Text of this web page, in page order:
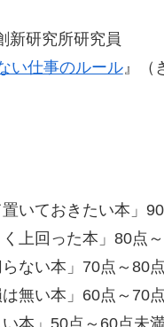
新研究所研究員
い仕事のルール』（
ておきたい本」90
回った本」80点～
い本」70点～80
い本」60点～70点
」50点～60点未満